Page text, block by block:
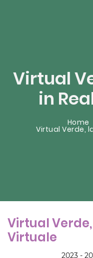
Virtual
in
Home
Virtual Verde,
Virtual
Virtuale
2023 -